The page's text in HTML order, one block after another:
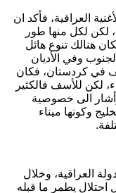
العراقية، فأكد ان
لكن لكل منها طور
هنالك تنوع هائل
وفي الأديان
في كردستان، فكان
لكن للأسف فالكثير
الى خصوصية
وكونها ميناء
العراقية، وخلال
احتلال يطمر ما قبله